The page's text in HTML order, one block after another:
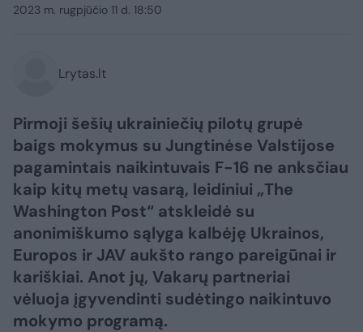
2023 m. rugpjūčio 11 d. 18:50
Lrytas.lt
Pirmoji šešių ukrainiečių pilotų grupė
baigs mokymus su Jungtinėse Valstijose
pagamintais naikintuvais F-16 ne anksčiau
kaip kitų metų vasarą, leidiniui „The
Washington Post“ atskleidė su
anonimiškumo sąlyga kalbėję Ukrainos,
Europos ir JAV aukšto rango pareigūnai ir
kariškiai. Anot jų, Vakarų partneriai
vėluoja įgyvendinti sudėtingo naikintuvo
mokymo programą.